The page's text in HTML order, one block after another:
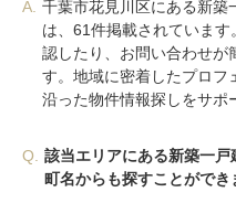
A. 千葉市花見川区にある新築
は、61件掲載されていま
認したり、お問い合わせが
す。地域に密着したプロフ
沿った物件情報探しをサポ
Q.
該当エリアにある新築一戸
町名からも探すことができ